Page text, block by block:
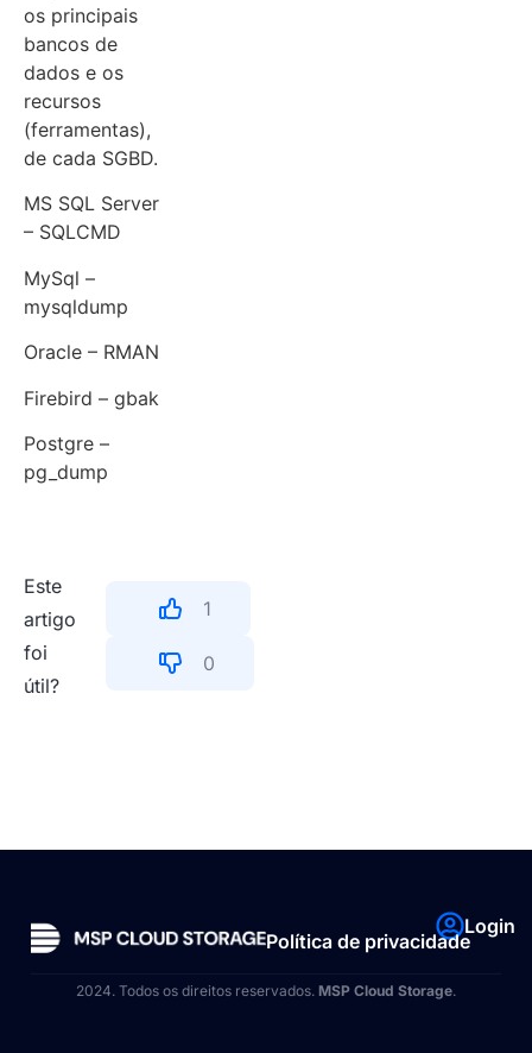
os principais
bancos de
dados e os
recursos
(ferramentas),
de cada SGBD.
MS SQL Server
– SQLCMD
MySql –
mysqldump
Oracle – RMAN
Firebird – gbak
Postgre –
pg_dump
Este
artigo
foi
útil?
1
0
Política de privacidade
Login
2024. Todos os direitos reservados. MSP Cloud Storage.